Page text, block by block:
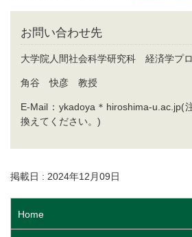
お問い合わせ先
大学院人間社会科学研究科 経済学プ
角谷 快彦 教授
E-Mail：ykadoya＊hiroshima-u.ac.jp(
換えてください。)
掲載日 : 2024年12月09日
Home